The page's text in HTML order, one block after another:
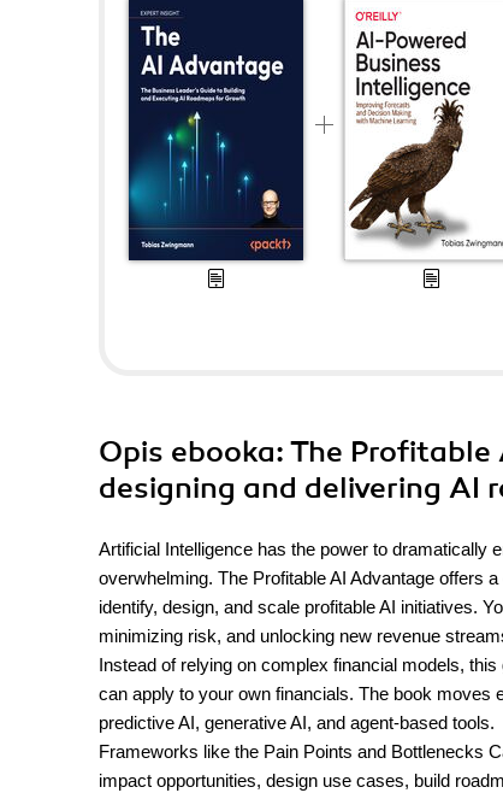
Opis ebooka: The
designing and delivering AI
Artificial Intelligence has the power to
overwhelming. The Profitable AI Advantage offers
identify, design, and scale profitable AI initiatives.
minimizing risk, and unlocking new revenue
Instead of relying on complex financial models,
can apply to your own financials. The book moves
predictive AI, generative AI, and agent-based tools.
Frameworks like the Pain Points and Bottlenecks
impact opportunities, design use cases, build